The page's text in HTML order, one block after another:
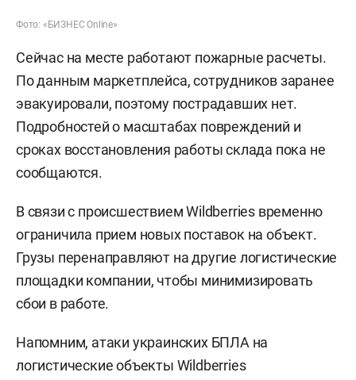
Фото: «БИЗНЕС Online»
Сейчас на месте работают пожарные расчеты.
По данным маркетплейса, сотрудников заранее
эвакуировали, поэтому пострадавших нет.
Подробностей о масштабах повреждений и
сроках восстановления работы склада пока не
сообщаются.
В связи с происшествием Wildberries временно
ограничила прием новых поставок на объект.
Грузы перенаправляют на другие логистические
площадки компании, чтобы минимизировать
сбои в работе.
Напомним, атаки украинских БПЛА на
логистические объекты Wildberries